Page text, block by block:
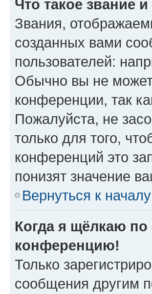
Что такое звание
Звания,
созданных вами
пользователей:
Обычно вы не
конференции, так
Пожалуйста, не
только для того,
конференций это
понизят значение
Вернуться к началу
Когда я щёлкаю по
конференцию!
Только
сообщения другим